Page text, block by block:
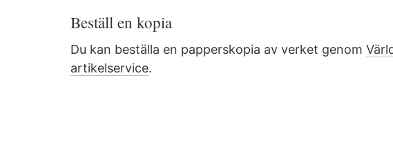
Beställ en kopia
Du kan beställa en papperskopia av verket genom
artikelservice.